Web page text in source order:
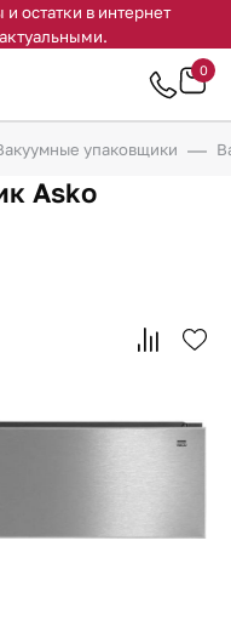
остатки в интернет
0
упаковщики
Asko